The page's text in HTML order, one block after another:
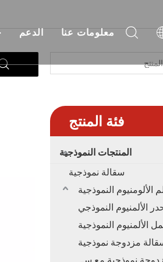
حل أحداث المملكة العربية
الدعم
تحميل
معلومات عنا
معرض
أخبار
فئة المنتج
المنتجات النموذجية
سقالة نموذجية
الألومنيوم النموذجية
الألمنيوم النموذجي
الألمنيوم النموذجية
مزدوجة نموذجية